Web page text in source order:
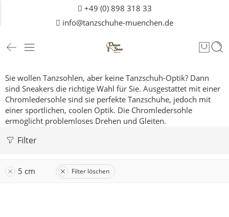
+49 (0) 898 318 33
info@tanzschuhe-muenchen.de
Sie wollen Tanzsohlen, aber keine Tanzschuh-Optik? Dann
sind Sneakers die richtige Wahl für Sie. Ausgestattet mit einer
Chromledersohle sind sie perfekte Tanzschuhe, jedoch mit
einer sportlichen, coolen Optik. Die Chromledersohle
ermöglicht problemloses Drehen und Gleiten.
Filter
5 cm Filter löschen